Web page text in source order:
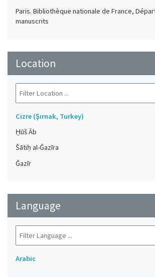
Paris. Bibliothèque nationale de France,
manuscrits
Location
Cizre (Şırnak, Turkey)
H̱ūš Āb
Šātiḥ al-Ǧazīra
Ǧazīr
Language
Arabic